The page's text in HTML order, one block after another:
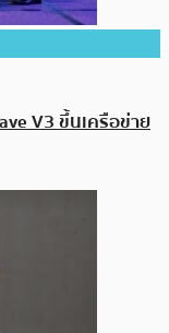
V3 ขึ้นเครือข่าย